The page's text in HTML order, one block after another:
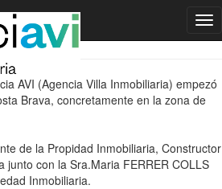
AVI (Agencia Villa Inmobiliaria) empezó
Brava, concretamente en la zona de
de la Propidad Inmobiliaria, Constructor
junto con la Sra.Maria FERRER COLLS
Inmobiliaria.